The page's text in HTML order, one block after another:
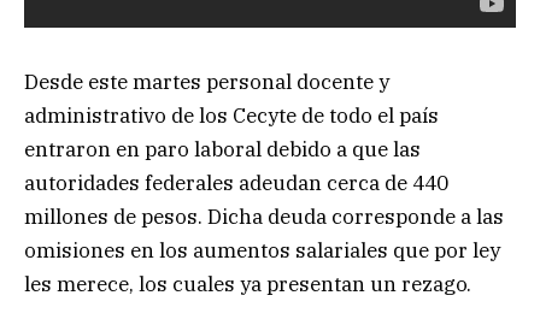
Desde este martes personal docente y
administrativo de los Cecyte de todo el país
entraron en paro laboral debido a que las
autoridades federales adeudan cerca de 440
millones de pesos. Dicha deuda corresponde a las
omisiones en los aumentos salariales que por ley
les merece, los cuales ya presentan un rezago.